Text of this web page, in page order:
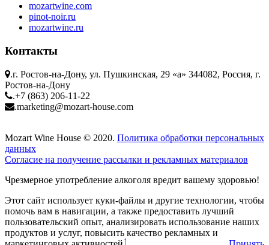
mozartwine.com
pinot-noir.ru
mozartwine.ru
Контакты
г. Ростов-на-Дону, ул. Пушкинская, 29 «а» 344082, Россия, г.
Ростов-на-Дону
+7 (863) 206-11-22
marketing@mozart-house.com
Mozart Wine House © 2020. Политика обработки персональных
данных
Согласие на получение рассылки и рекламных материалов
Чрезмерное употребление алкоголя вредит вашему здоровью!
Этот сайт использует куки-файлы и другие технологии, чтобы
помочь вам в навигации, а также предоставить лучший
пользовательский опыт, анализировать использование наших
продуктов и услуг, повысить качество рекламных и